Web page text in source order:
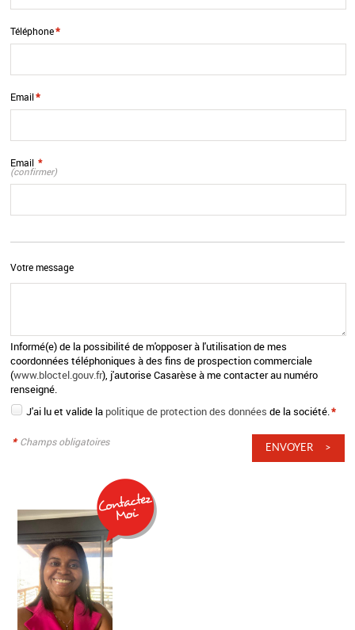
Téléphone*
Email *
Email *
(confirmer)
Votre message
Informé(e) de la possibilité de m'opposer à l'utilisation de mes
coordonnées téléphoniques à des fins de prospection commerciale
(www.bloctel.gouv.fr), j'autorise Casarèse à me contacter au numéro
renseigné.
J'ai lu et valide la politique de protection des données de la société.*
* Champs obligatoires